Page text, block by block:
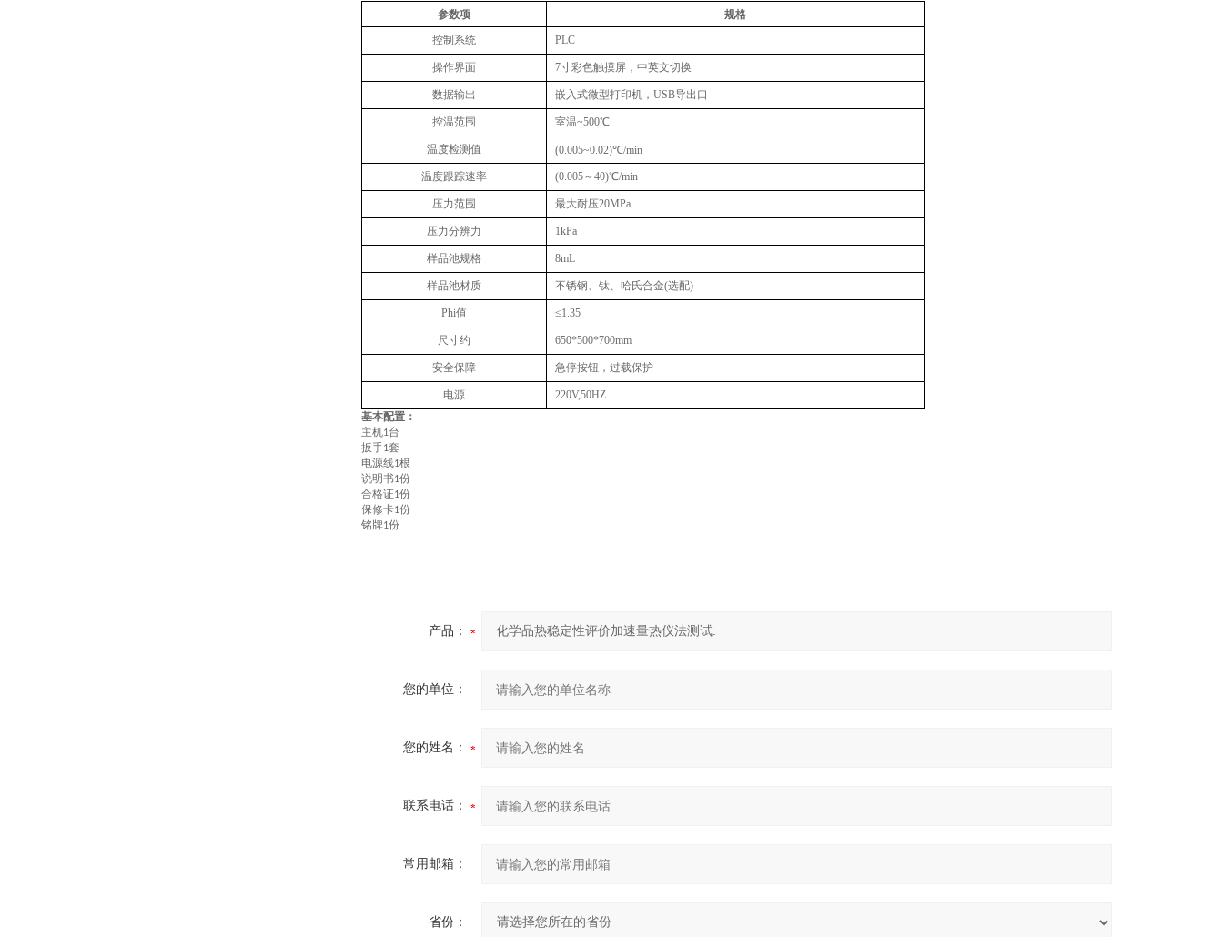
参数项
规格
控制系统
PLC
操作界面 7寸彩色触摸屏，中英文切换
数据输出 嵌入式微型打印机，USB导出口
控温范围 室温~500℃
温度检测值 (0.005~0.02)℃/min
温度跟踪速率 (0.005～40)℃/min
压力范围 最大耐压20MPa
压力分辨力 1kPa
样品池规格 8mL
样品池材质 不锈钢、钛、哈氏合金(选配)
Phi值 ≤1.35
尺寸约 650*500*700mm
安全保障 急停按钮，过载保护
‌电源
220V,50HZ
基本配置：
主机1台
扳手1套
电源线1根
说明书1份
合格证1份
保修卡1份
铭牌1份
产品：
您的单位：
您的姓名：
联系电话：
常用邮箱：
省份：